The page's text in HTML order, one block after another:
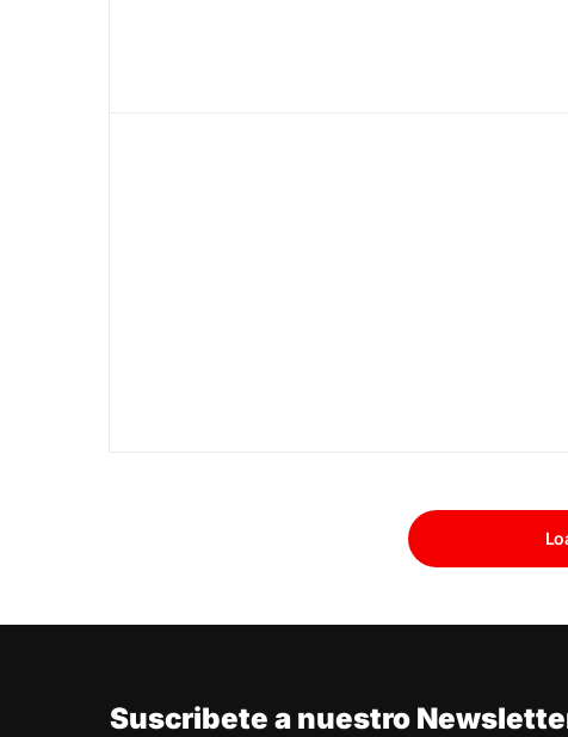
Suscribete a nuestro